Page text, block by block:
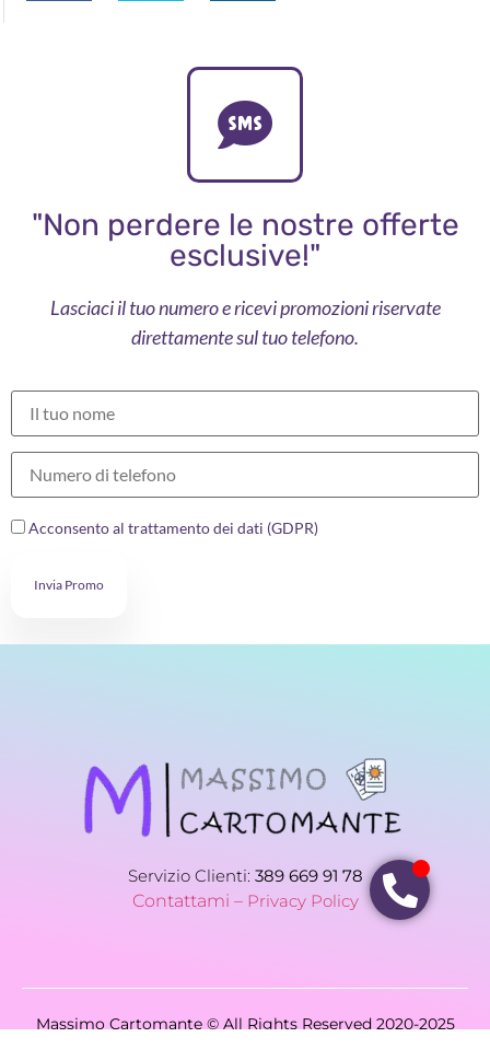
"Non perdere le nostre offerte
esclusive!"
Lasciaci il tuo numero e ricevi promozioni riservate
direttamente sul tuo telefono.
Acconsento al trattamento dei dati (GDPR)
Invia Promo
Servizio Clienti: 389 669 91 78
Contattami – Privacy Policy
Massimo Cartomante © All Rights Reserved 2020-2025